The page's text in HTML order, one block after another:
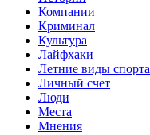
Компании
Криминал
Культура
Лайфхаки
Летние виды спорта
Личный счет
Люди
Места
Мнения